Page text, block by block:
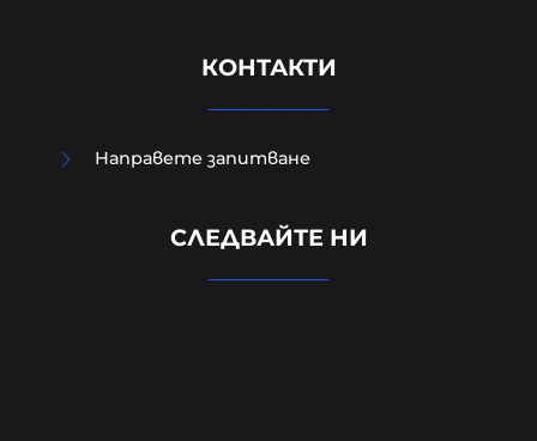
център за наблюдение на данни
КОНТАКТИ
Направете запитване
СЛЕДВАЙТЕ НИ